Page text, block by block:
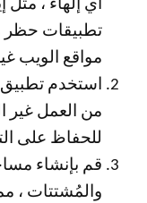
أي إلهاء ،
تطبيقات حظر
مواقع الويب
من العمل غير
للحفاظ على
قم بإنشاء
والمُشتتات ،